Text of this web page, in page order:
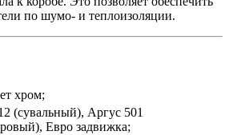
по шумо- и теплоизоляции.
хром;
(сувальный), Аргус 501
Евро задвижка;